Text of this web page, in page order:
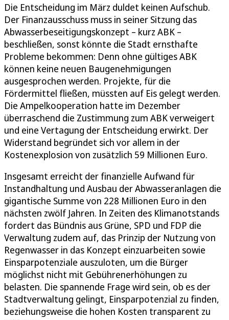
Die Entscheidung im März duldet keinen Aufschub.
Der Finanzausschuss muss in seiner Sitzung das
Abwasserbeseitigungskonzept – kurz ABK –
beschließen, sonst könnte die Stadt ernsthafte
Probleme bekommen: Denn ohne gültiges ABK
können keine neuen Baugenehmigungen
ausgesprochen werden. Projekte, für die
Fördermittel fließen, müssten auf Eis gelegt werden.
Die Ampelkooperation hatte im Dezember
überraschend die Zustimmung zum ABK verweigert
und eine Vertagung der Entscheidung erwirkt. Der
Widerstand begründet sich vor allem in der
Kostenexplosion von zusätzlich 59 Millionen Euro.
Insgesamt erreicht der finanzielle Aufwand für
Instandhaltung und Ausbau der Abwasseranlagen die
gigantische Summe von 228 Millionen Euro in den
nächsten zwölf Jahren. In Zeiten des Klimanotstands
fordert das Bündnis aus Grüne, SPD und FDP die
Verwaltung zudem auf, das Prinzip der Nutzung von
Regenwasser in das Konzept einzuarbeiten sowie
Einsparpotenziale auszuloten, um die Bürger
möglichst nicht mit Gebührenerhöhungen zu
belasten. Die spannende Frage wird sein, ob es der
Stadtverwaltung gelingt, Einsparpotenzial zu finden,
beziehungsweise die hohen Kosten transparent zu